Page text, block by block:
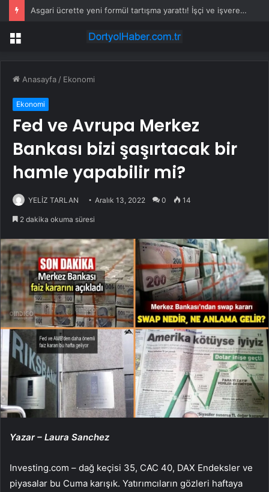
Asgari ücrette yeni formül tartışma yarattı! İşçi ve işveren karşı karşıya
Menü
Anasayfa / Ekonomi
Ekonomi
Fed ve Avrupa Merkez
Bankası bizi şaşırtacak bir
hamle yapabilir mi?
YELİZ TARLAN Aralık 13, 2022 0 14
2 dakika okuma süresi
Yazar – Laura Sanchez
Investing.com – dağ keçisi 35, CAC 40, DAX Endeksler ve
piyasalar bu Cuma karışık. Yatırımcıların gözleri haftaya